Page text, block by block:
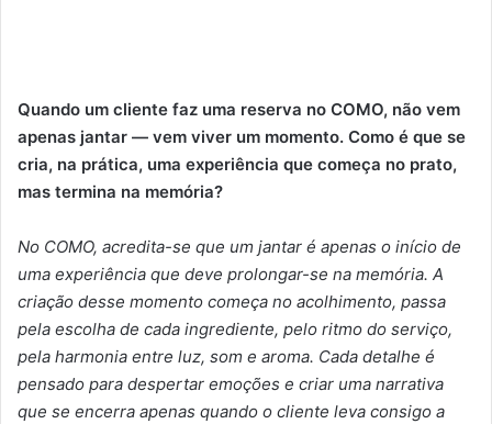
Quando um cliente faz uma reserva no COMO, não vem
apenas jantar — vem viver um momento. Como é que se
cria, na prática, uma experiência que começa no prato,
mas termina na memória?
No COMO, acredita-se que um jantar é apenas o início de
uma experiência que deve prolongar-se na memória. A
criação desse momento começa no acolhimento, passa
pela escolha de cada ingrediente, pelo ritmo do serviço,
pela harmonia entre luz, som e aroma. Cada detalhe é
pensado para despertar emoções e criar uma narrativa
que se encerra apenas quando o cliente leva consigo a